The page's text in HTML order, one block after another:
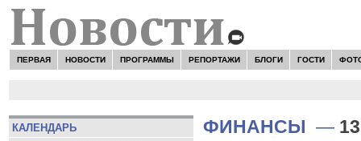
ПЕРВАЯ НОВОСТИ ПРОГРАММЫ РЕПОРТАЖИ БЛОГИ ГОСТИ
КАЛЕНДАРЬ ФИНАНСЫ —